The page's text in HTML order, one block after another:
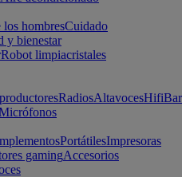
hombresCuidado
y bienestar
Robot limpiacristales
RadiosAltavocesHifi
PortátilesImpresoras
gamingAccesorios